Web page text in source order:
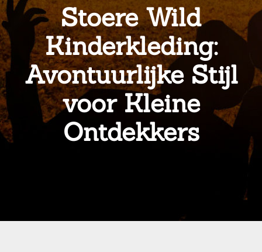
Stoere Wild
Kinderkleding:
Avontuurlijke Stijl
voor Kleine
Ontdekkers